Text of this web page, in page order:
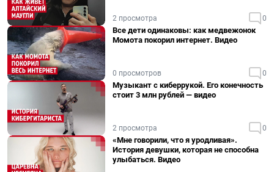
2 просмотра 0
Все дети одинаковы: как медвежонок
Момота покорил интернет. Видео
0 просмотров 0
Музыкант с киберрукой. Его конечность
стоит 3 млн рублей — видео
2 просмотра 0
«Мне говорили, что я уродливая».
История девушки, которая не способна
улыбаться. Видео